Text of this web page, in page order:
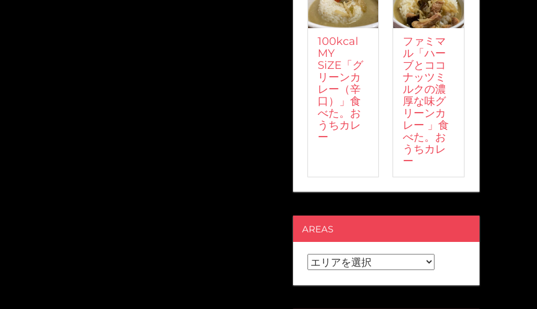
100kcal
MY
SiZE「グ
リーンカ
レー（辛
口）」食
べた。お
うちカレ
ー
ファミマ
ル「ハー
ブとココ
ナッツミ
ルクの濃
厚な味グ
リーンカ
レー 」食
べた。お
うちカレ
ー
AREAS